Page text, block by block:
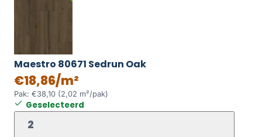
Maestro 80671 Sedrun Oak
€18,86/m²
Pak: €38,10 (2,02 m²/pak)
Geselecteerd
2